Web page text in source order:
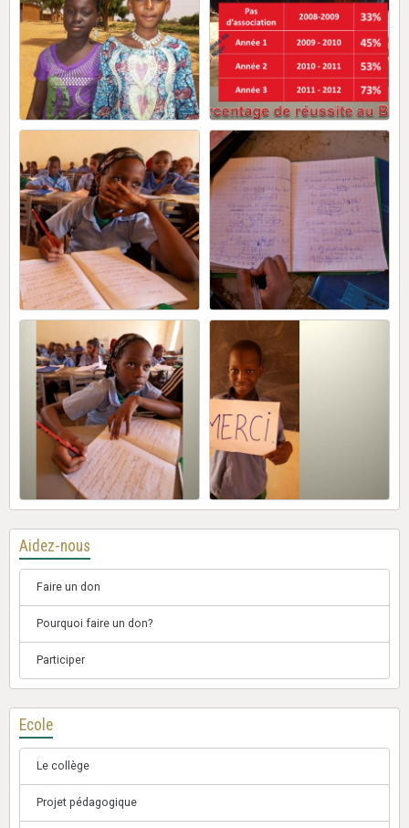
Aidez-nous
Faire un don
Pourquoi faire un don?
Participer
Ecole
Le collège
Projet pédagogique